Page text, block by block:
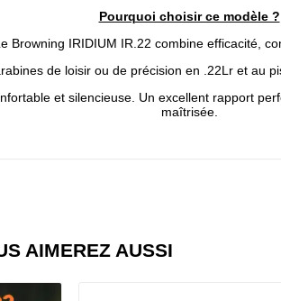
Pourquoi choisir ce modèle ?
Browning IRIDIUM IR.22 combine efficacité,
de loisir ou de précision en .22Lr et au
et silencieuse. Un excellent rapport
maîtrisée.
AIMEREZ AUSSI